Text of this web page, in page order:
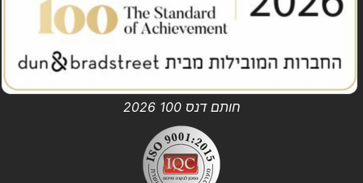
חותם דנס 100 2026